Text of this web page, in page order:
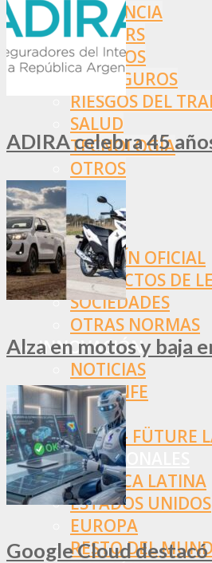
ASISTENCIA
BROKERS
SEGUROS
REASEGUROS
RIESGOS DEL
SALUD
TECNOLOGÍA
OTROS
NORMAS
SSN
SRT
BOLETÍN OFICIAL
PROYECTOS DE
SOCIEDADES
OTRAS NORMAS
INNOVACIÓN
NOTICIAS
LA CONFE
ITC
INESE – FÜTURE
INTERNACIONALES
AMÉRICA LATINA
ESTADOS UNIDOS
EUROPA
RESTO DEL
ADIRA celebra 45
Alza en motos y baja
Google Cloud